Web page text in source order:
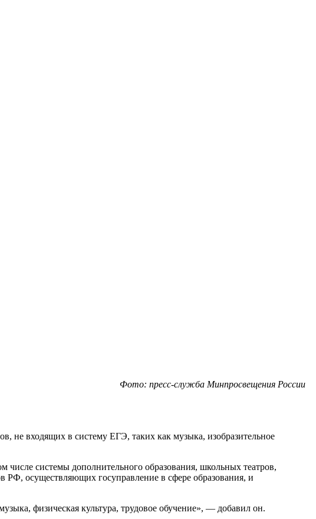
Фото: пресс-служба Минпросвещения России
не входящих в систему ЕГЭ, таких как музыка, изобразительное
системы дополнительного образования, школьных театров,
РФ, осуществляющих госуправление в сфере образования, и
физическая культура, трудовое обучение», — добавил он.